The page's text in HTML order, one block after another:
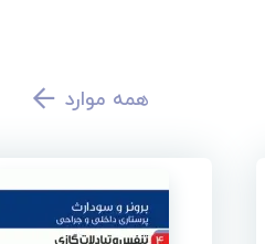
همه موارد